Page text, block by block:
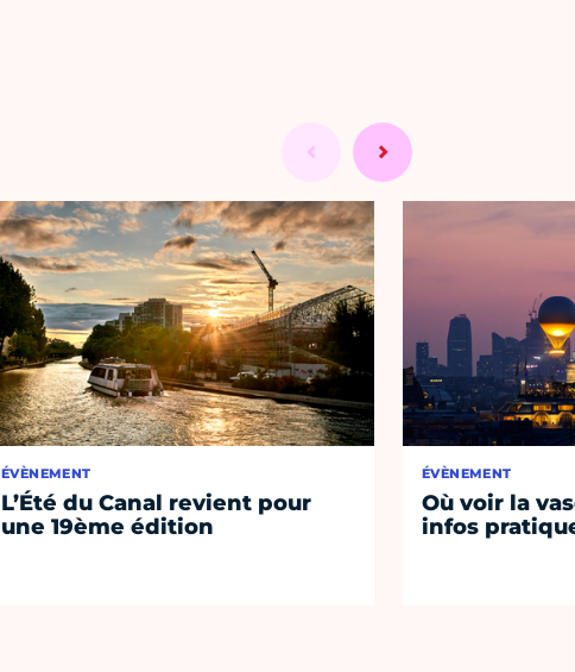
ÉVÈNEMENT
L’Été du Canal revient pour
une 19ème édition
ÉVÈNEMENT
Où voir la
infos